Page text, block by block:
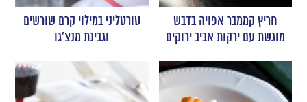
חריץ קממבר אפויה בדבש
מוגשת עם ירקות אביב ירוקים
טורטליני במילוי קרם שורשים
וגבינת מנצ'גו